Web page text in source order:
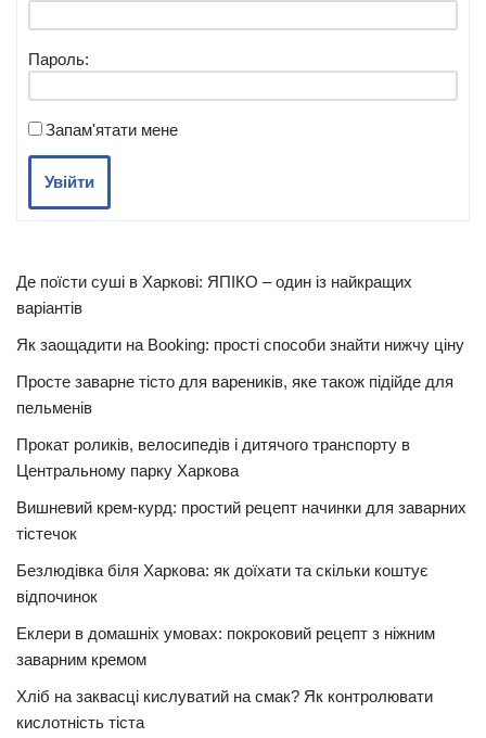
Пароль:
Запам'ятати мене
Увійти
Де поїсти суші в Харкові: ЯПІКО – один із найкращих
варіантів
Як заощадити на Booking: прості способи знайти нижчу ціну
Просте заварне тісто для вареників, яке також підійде для
пельменів
Прокат роликів, велосипедів і дитячого транспорту в
Центральному парку Харкова
Вишневий крем-курд: простий рецепт начинки для заварних
тістечок
Безлюдівка біля Харкова: як доїхати та скільки коштує
відпочинок
Еклери в домашніх умовах: покроковий рецепт з ніжним
заварним кремом
Хліб на заквасці кислуватий на смак? Як контролювати
кислотність тіста